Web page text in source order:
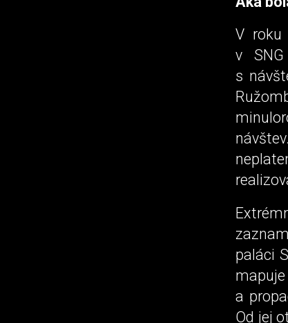
V roku
v
s
paláci
a
Od jej